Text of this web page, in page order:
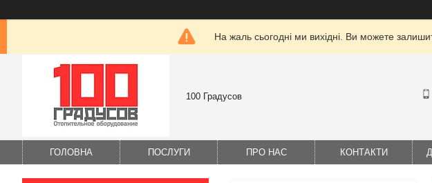
На жаль сьогодні ми вихідні. Ви можете
100 Градусов
ГОЛОВНА ПОСЛУГИ ПРО НАС КОНТАКТИ